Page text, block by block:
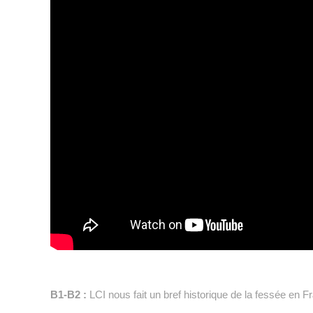
B1-B2 : LCI nous fait un bref historique de la fessée en